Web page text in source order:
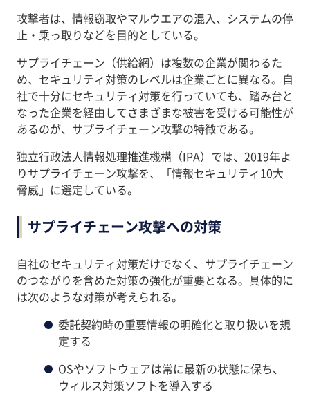
攻撃者は、情報窃取やマルウエアの混入、システムの停
止・乗っ取りなどを目的としている。
サプライチェーン（供給網）は複数の企業が関わるた
め、セキュリティ対策のレベルは企業ごとに異なる。自
社で十分にセキュリティ対策を行っていても、踏み台と
なった企業を経由してさまざまな被害を受ける可能性が
あるのが、サプライチェーン攻撃の特徴である。
独立行政法人情報処理推進機構（IPA）では、2019年よ
りサプライチェーン攻撃を、「情報セキュリティ10大
脅威」に選定している。
サプライチェーン攻撃への対策
自社のセキュリティ対策だけでなく、サプライチェーン
のつながりを含めた対策の強化が重要となる。具体的に
は次のような対策が考えられる。
委託契約時の重要情報の明確化と取り扱いを規
定する
OSやソフトウェアは常に最新の状態に保ち、
ウィルス対策ソフトを導入する